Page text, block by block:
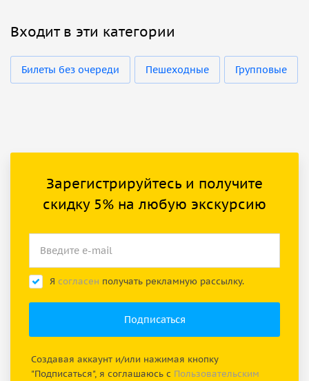
Входит в эти категории
Билеты без очереди Пешеходные Групповые
Зарегистрируйтесь и получите
скидку 5% на любую экскурсию
Я согласен получать рекламную рассылку.
Создавая аккаунт и/или нажимая кнопку
"Подписаться", я соглашаюсь с Пользовательским